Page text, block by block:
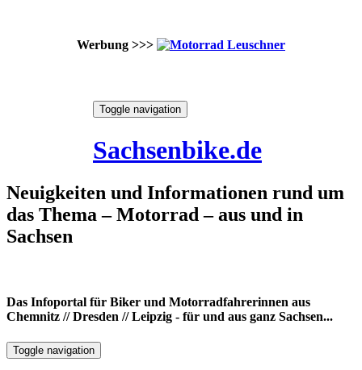
Werbung >>>
Toggle navigation
Sachsenbike.de
Neuigkeiten und Informationen rund um
das Thema – Motorrad – aus und in
Sachsen
Das Infoportal für Biker und Motorradfahrerinnen aus
Chemnitz // Dresden // Leipzig - für und aus ganz Sachsen...
Toggle navigation